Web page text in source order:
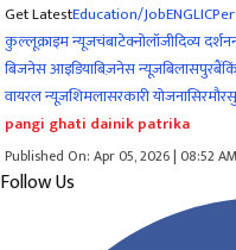
Get LatestEducation/JobENGLIC
कुल्लूक्राइम न्यूजचंबाटेक्नोलॉजीदिव्य दर्शन
बिजनेस आइडियाबिज़नेस न्यूज़बिलासपुर
वायरल न्यूज़शिमलासरकारी योजनासिरमौर
pangi ghati dainik patrika
Published On: Apr 05, 2026 | 08:52 AM
Follow Us